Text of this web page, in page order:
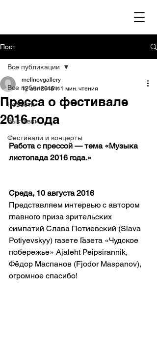
Пост
Все публикации
Новости
Выставки
Фестивали и концерты
Все публикации
Пресса о фестивале
2016 года
mellnovgallery
12 авг. 2016 г. 1 мин. чтения
Работа с прессой — тема «Музыка
листопада 2016 года.»
Среда, 10 августа 2016
Представляем интервью с автором
главного приза зрительских
симпатий Слава Потиевский (Slava
Potiyevskyy) газете Газета «Чудское
побережье» Ajaleht Peipsirannik,
Фёдор Маспанов (Fjodor Maspanov),
огромное спасибо!